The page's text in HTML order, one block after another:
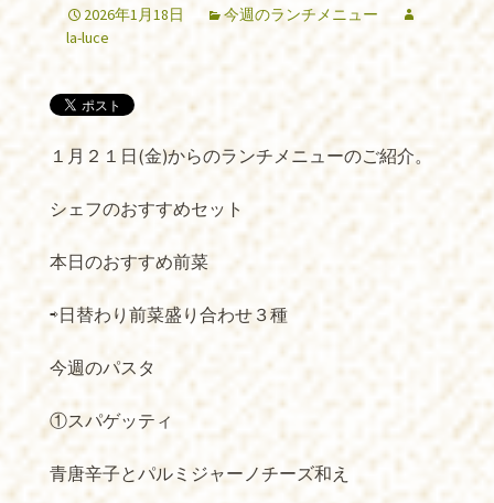
2026年1月18日
今週のランチメニュー
la-luce
１月２１日(金)からのランチメニューのご紹介。
シェフのおすすめセット
本日のおすすめ前菜
⇨日替わり前菜盛り合わせ３種
今週のパスタ
①スパゲッティ
青唐辛子とパルミジャーノチーズ和え